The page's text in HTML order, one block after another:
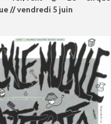
// vendredi 5 juin